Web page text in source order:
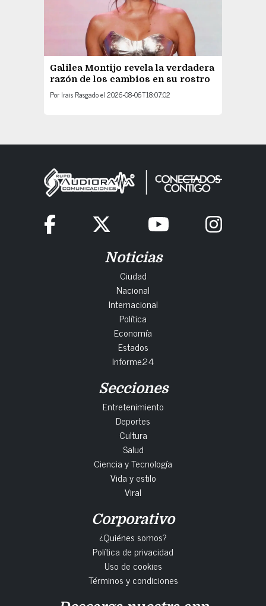
Galilea Montijo revela la verdadera
razón de los cambios en su rostro
Por Irais Rasgadoel 2026-08-06T18:07:02
Noticias
Ciudad
Nacional
Internacional
Política
Economía
Estados
Informe24
Secciones
Entretenimiento
Deportes
Cultura
Salud
Ciencia y Tecnología
Vida y estilo
Viral
Corporativo
¿Quiénes somos?
Política de privacidad
Uso de cookies
Términos y condiciones